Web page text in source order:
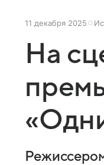
11 декабря 2025
На